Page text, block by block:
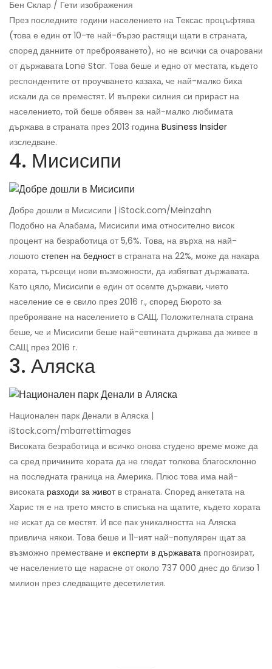
Бен Склар / Гети изображения
През последните години населението на Тексас процъфтява
(това е един от 10-те най-бързо растящи щати в страната,
според данните от преброяването), но не всички са очаровани
от държавата Lone Star. Това беше и едно от местата, където
респондентите от проучването казаха, че най-малко биха
искали да се преместят. И въпреки силния си прираст на
населението, той беше обявен за най-малко любимата
държава в страната през 2013 година Business Insider
изследване.
4. Мисисипи
Добре дошли в Мисисипи | iStock.com/Meinzahn
Подобно на Алабама, Мисисипи има относително висок
процент на безработица от 5,6%. Това, на върха на най-
лошото степен на бедноств страната на 22%, може да накара
хората, търсещи нови възможности, да избягват държавата.
Като цяло, Мисисипи е един от осемте държави, чието
население се е свило през 2016 г., според Бюрото за
преброяване на населението в САЩ. Положителната страна
беше, че и Мисисипи беше най-евтината държава да живее в
САЩ през 2016 г.
3. Аляска
Национален парк Денали в Аляска |
iStock.com/mbarrettimages
Високата безработица и всичко онова студено време може да
са сред причините хората да не гледат толкова благосклонно
на последната граница на Америка. Плюс това има най-
високата разходи за животв страната. Според анкетата на
Харис тя е на трето място в списъка на щатите, където хората
не искат да се местят. И все пак уникалността на Аляска
привлича някои. Това беше и 11-ият най-популярен щат за
възможно преместване и експерти в държавата прогнозират,
че населението ще нарасне от около 737 000 днес до близо 1
милион през следващите десетилетия.